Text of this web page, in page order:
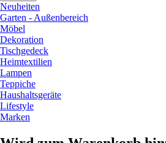
Neuheiten
Garten - Außenbereich
Möbel
Dekoration
Tischgedeck
Heimtextilien
Lampen
Teppiche
Haushaltsgeräte
Lifestyle
Marken